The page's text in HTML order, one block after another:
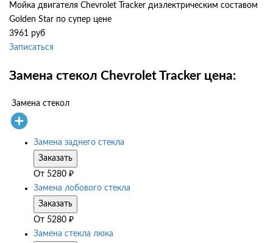
Мойка двигателя Chevrolet Tracker диэлектрическим составом
Golden Star по супер цене
3961 руб
Записаться
Замена стекол Chevrolet Tracker цена:
Замена стекол
Замена заднего стекла
Заказать
От 5280 ₽
Замена лобового стекла
Заказать
От 5280 ₽
Замена стекла люка